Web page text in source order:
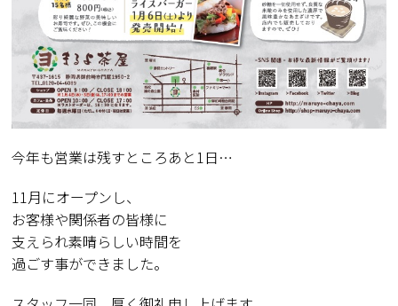
今年も営業は残すところあと1日…
11月にオープンし、
お客様や関係者の皆様に
支えられ素晴らしい時間を
過ごす事ができました。